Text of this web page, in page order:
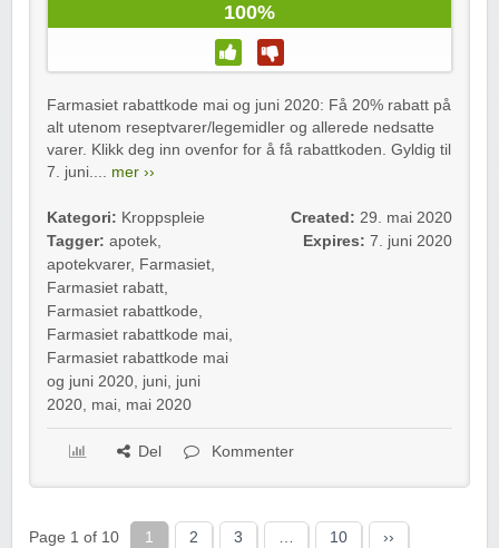
100%
Farmasiet rabattkode mai og juni 2020: Få 20% rabatt på
alt utenom reseptvarer/legemidler og allerede nedsatte
varer. Klikk deg inn ovenfor for å få rabattkoden. Gyldig til
7. juni.... mer ››
Kategori: Kroppspleie
Tagger: apotek,
apotekvarer, Farmasiet,
Farmasiet rabatt,
Farmasiet rabattkode,
Farmasiet rabattkode mai,
Farmasiet rabattkode mai
og juni 2020, juni, juni
2020, mai, mai 2020
Created: 29. mai 2020
Expires: 7. juni 2020
Del Kommenter
Page 1 of 10 1 2 3 … 10 ››